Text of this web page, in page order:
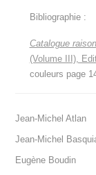
Bibliographie :
Catalogue
(Volume III),
couleurs page
Jean-Michel Atlan
Jean-Michel
Eugène Boudin